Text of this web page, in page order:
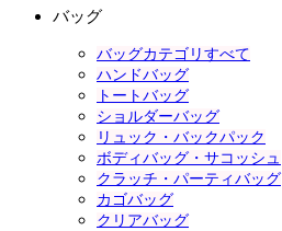
バッグ
バッグカテゴリすべて
ハンドバッグ
トートバッグ
ショルダーバッグ
リュック・バックパック
ボディバッグ・サコッシュ
クラッチ・パーティバッグ
カゴバッグ
クリアバッグ